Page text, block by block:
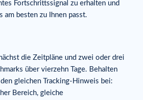
Fortschrittssignal zu erhalten und
am besten zu Ihnen passt.
die Zeitpläne und zwei oder drei
über vierzehn Tage. Behalten
gleichen Tracking-Hinweis bei:
Bereich, gleiche